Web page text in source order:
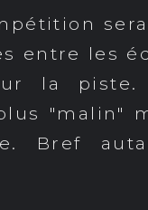
entre les
la piste.
"malin"
Bref